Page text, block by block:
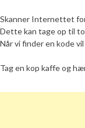
Skanner Internettet
Dette kan tage op til
Når vi finder en kode
Tag en kop kaffe og